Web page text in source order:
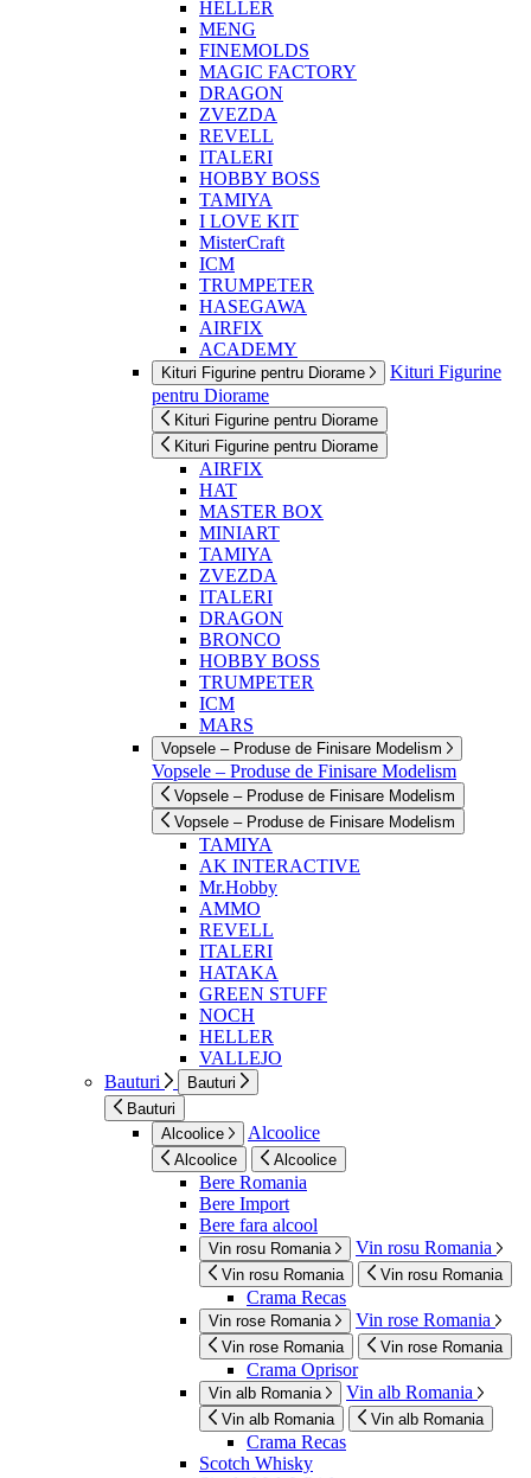
HELLER
MENG
FINEMOLDS
MAGIC FACTORY
DRAGON
ZVEZDA
REVELL
ITALERI
HOBBY BOSS
TAMIYA
I LOVE KIT
MisterCraft
ICM
TRUMPETER
HASEGAWA
AIRFIX
ACADEMY
Kituri Figurine pentru Diorame
Kituri Figurine
pentru Diorame
Kituri Figurine pentru Diorame
Kituri Figurine pentru Diorame
AIRFIX
HAT
MASTER BOX
MINIART
TAMIYA
ZVEZDA
ITALERI
DRAGON
BRONCO
HOBBY BOSS
TRUMPETER
ICM
MARS
Vopsele – Produse de Finisare Modelism
Vopsele – Produse de Finisare Modelism
Vopsele – Produse de Finisare Modelism
Vopsele – Produse de Finisare Modelism
TAMIYA
AK INTERACTIVE
Mr.Hobby
AMMO
REVELL
ITALERI
HATAKA
GREEN STUFF
NOCH
HELLER
VALLEJO
Bauturi
Bauturi
Bauturi
Alcoolice
Alcoolice
Alcoolice Alcoolice
Bere Romania
Bere Import
Bere fara alcool
Vin rosu Romania Vin rosu Romania
Vin rosu Romania Vin rosu Romania
Crama Recas
Vin rose Romania Vin rose Romania
Vin rose Romania Vin rose Romania
Crama Oprisor
Vin alb Romania Vin alb Romania
Vin alb Romania Vin alb Romania
Crama Recas
Scotch Whisky